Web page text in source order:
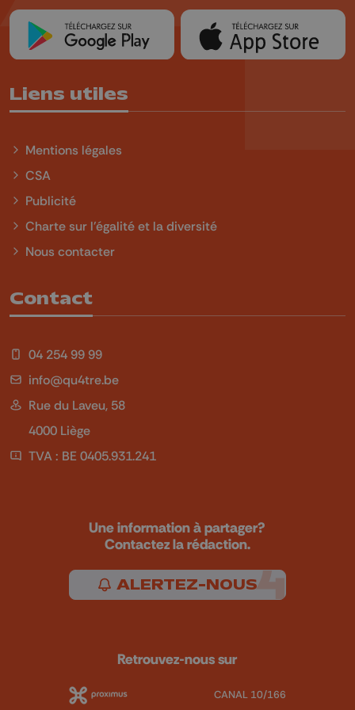
Liens utiles
Mentions légales
CSA
Publicité
Charte sur l'égalité et la diversité
Nous contacter
Contact
04 254 99 99
info@qu4tre.be
Rue du Laveu, 58
4000 Liège
TVA : BE 0405.931.241
Une information à partager?
Contactez la rédaction.
ALERTEZ-NOUS
Retrouvez-nous sur
CANAL 10/166